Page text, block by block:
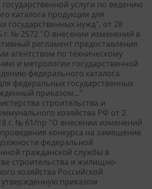
услуги по ведению
каталога продукции для
государственных нужд", от 28
г. № 2572 "О внесении изменений в
регламент предоставления
агентством по техническому
и метрологии государственной
федерального каталога
федеральных государственных
приказом..."
строительства и
хозяйства РФ от 2
г. № 61/пр "О внесении изменений
конкурса на замещение
федеральной
гражданской службы в
строительства и жилищно-
хозяйства Российской
приказом